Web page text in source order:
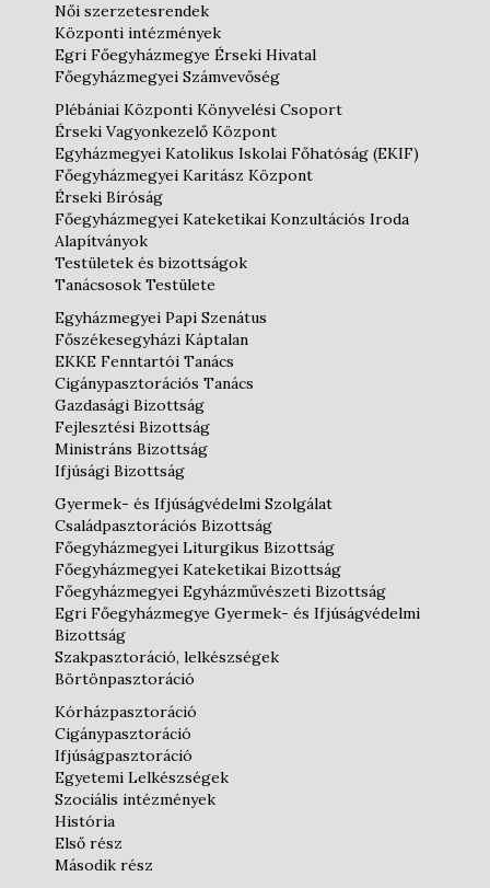
Női szerzetesrendek
Központi intézmények
Egri Főegyházmegye Érseki Hivatal
Főegyházmegyei Számvevőség
Plébániai Központi Könyvelési Csoport
Érseki Vagyonkezelő Központ
Egyházmegyei Katolikus Iskolai Főhatóság (EKIF)
Főegyházmegyei Karitász Központ
Érseki Bíróság
Főegyházmegyei Kateketikai Konzultációs Iroda
Alapítványok
Testületek és bizottságok
Tanácsosok Testülete
Egyházmegyei Papi Szenátus
Főszékesegyházi Káptalan
EKKE Fenntartói Tanács
Cigánypasztorációs Tanács
Gazdasági Bizottság
Fejlesztési Bizottság
Ministráns Bizottság
Ifjúsági Bizottság
Gyermek- és Ifjúságvédelmi Szolgálat
Családpasztorációs Bizottság
Főegyházmegyei Liturgikus Bizottság
Főegyházmegyei Kateketikai Bizottság
Főegyházmegyei Egyházművészeti Bizottság
Egri Főegyházmegye Gyermek- és Ifjúságvédelmi
Bizottság
Szakpasztoráció, lelkészségek
Börtönpasztoráció
Kórházpasztoráció
Cigánypasztoráció
Ifjúságpasztoráció
Egyetemi Lelkészségek
Szociális intézmények
História
Első rész
Második rész